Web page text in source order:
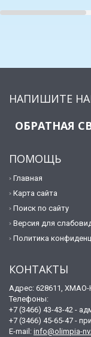
НАПИШИТЕ
ОБРАТНАЯ
ПОМОЩЬ
Главная
Карта сайта
Поиск по сайту
Версия для
Политика
КОНТАКТЫ
Адрес: 628611, ХМАО-
Телефоны:
+7 (3466) 43-43-42 -
+7 (3466) 45-65-47 -
E-mail: info@olimpia-